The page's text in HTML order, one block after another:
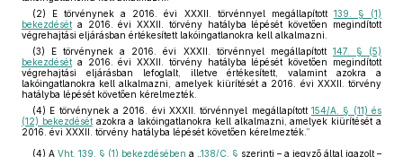
(2) E törvénynek a 2016. évi XXXII. törvénnyel megállapított 139. § (1)
bekezdését a 2016. évi XXXII. törvény hatályba lépését követően megindított
végrehajtási eljárásban értékesített lakóingatlanokra kell alkalmazni.
(3) E törvénynek a 2016. évi XXXII. törvénnyel megállapított 147. § (5)
bekezdését a 2016. évi XXXII. törvény hatályba lépését követően megindított
végrehajtási eljárásban lefoglalt, illetve értékesített, valamint azokra a
lakóingatlanokra kell alkalmazni, amelyek kiürítését a 2016. évi XXXII. törvény
hatályba lépését követően kérelmezték.
(4) E törvénynek a 2016. évi XXXII. törvénnyel megállapított 154/A. § (11) és
(12) bekezdésétazokra a lakóingatlanokra kell alkalmazni, amelyek kiürítését a
2016. évi XXXII. törvény hatályba lépését követően kérelmezték.”
(4) A Vht. 139. § (1) bekezdésében a „ 138/C. § szerinti – a jegyző által igazolt –